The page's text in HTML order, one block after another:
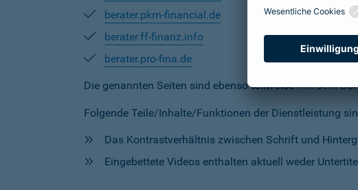
berater.pkm-financial.de
berater.ff-finanz.info
berater.pro-fina.de
Die genannten Seiten sind ebensoteilweisemit dem
Folgende Teile/Inhalte/Funktionen der Dienstleistung
Das Kontrastverhältnis zwischen Schrift und
Eingebettete Videos enthalten aktuell weder